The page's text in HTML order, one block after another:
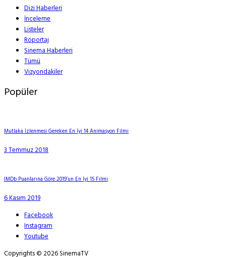
Dizi Haberleri
İnceleme
Listeler
Röportaj
Sinema Haberleri
Tümü
Vizyondakiler
Popüler
Mutlaka İzlenmesi Gereken En İyi 14 Animasyon Filmi
3 Temmuz 2018
IMDb Puanlarına Göre 2019’un En İyi 15 Filmi
6 Kasım 2019
Facebook
Instagram
Youtube
Copyrights © 2026 SinemaTV